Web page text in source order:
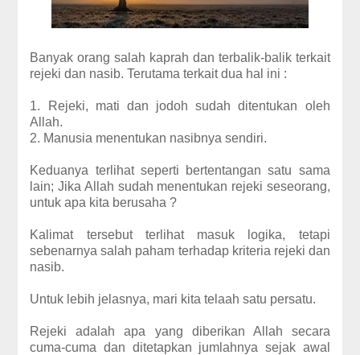
Banyak orang salah kaprah dan terbalik-balik terkait
rejeki dan nasib. Terutama terkait dua hal ini :
1. Rejeki, mati dan jodoh sudah ditentukan oleh
Allah.
2. Manusia menentukan nasibnya sendiri.
Keduanya terlihat seperti bertentangan satu sama
lain; Jika Allah sudah menentukan rejeki seseorang,
untuk apa kita berusaha ?
Kalimat tersebut terlihat masuk logika, tetapi
sebenarnya salah paham terhadap kriteria rejeki dan
nasib.
Untuk lebih jelasnya, mari kita telaah satu persatu.
Rejeki adalah apa yang diberikan Allah secara
cuma-cuma dan ditetapkan jumlahnya sejak awal